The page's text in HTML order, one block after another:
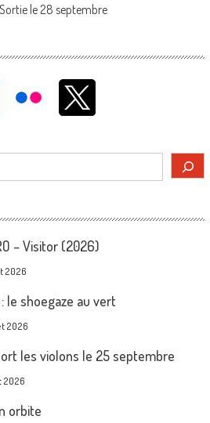
le 28 septembre
– Visitor (2026)
2026
: le shoegaze au vert
2026
les violons le 25 septembre
2026
orbite